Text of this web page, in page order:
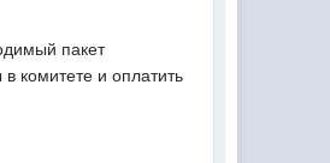
пакет
комитете и оплатить